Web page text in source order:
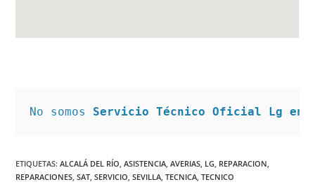
No somos Servicio Técnico Oficial Lg en
ETIQUETAS:ALCALÁ DEL RÍO ASISTENCIA AVERIAS LG REPARACION
REPARACIONES SAT SERVICIO SEVILLA TECNICA TECNICO